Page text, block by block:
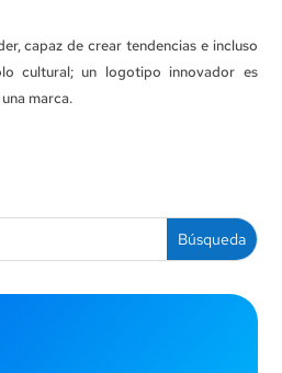
capaz de crear tendencias e incluso
cultural; un logotipo innovador es
marca.